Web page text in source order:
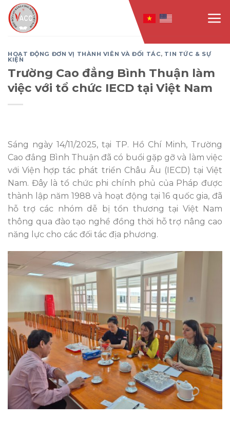
Skip
to
content
HOẠT ĐỘNG ĐƠN VỊ THÀNH VIÊN VÀ ĐỐI TÁC, TIN TỨC & SỰ
KIỆN
Trường Cao đẳng Bình Thuận làm
việc với tổ chức IECD tại Việt Nam
Sáng ngày 14/11/2025, tại TP. Hồ Chí Minh, Trường
Cao đẳng Bình Thuận đã có buổi gặp gỡ và làm việc
với Viện hợp tác phát triển Châu Âu (IECD) tại Việt
Nam. Đây là tổ chức phi chính phủ của Pháp được
thành lập năm 1988 và hoạt động tại 16 quốc gia, đã
hỗ trợ các nhóm dễ bị tổn thương tại Việt Nam
thông qua đào tạo nghề đồng thời hỗ trợ nâng cao
năng lực cho các đối tác địa phương.